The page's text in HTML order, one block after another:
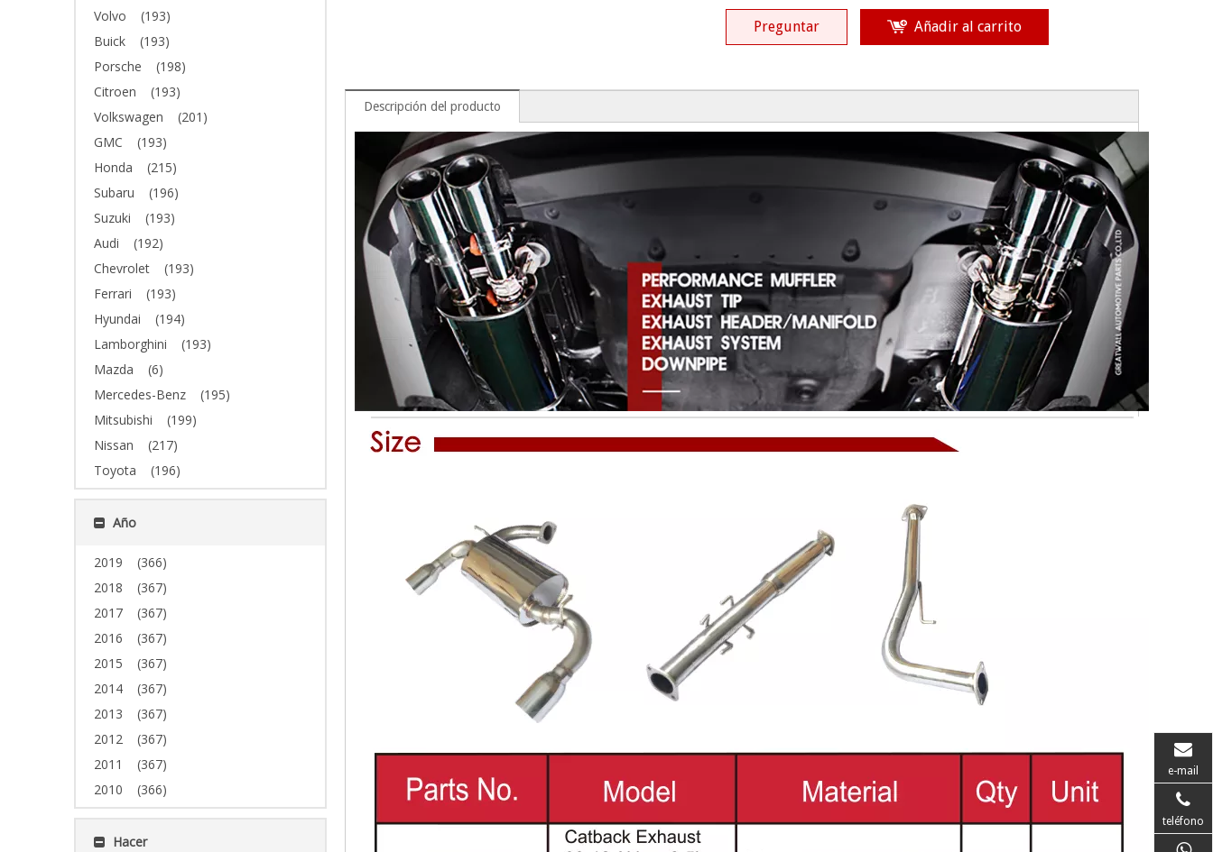
Volvo
(193)
Buick
(193)
Porsche
(198)
Citroen
(193)
Volkswagen
(201)
GMC
(193)
Honda
(215)
Subaru
(196)
Suzuki
(193)
Audi
(192)
Chevrolet
(193)
Ferrari
(193)
Hyundai
(194)
Lamborghini
(193)
Mazda
(6)
Mercedes-Benz
(195)
Mitsubishi
(199)
Nissan
(217)
Toyota
(196)
Año
2019
(366)
2018
(367)
2017
(367)
2016
(367)
2015
(367)
2014
(367)
2013
(367)
2012
(367)
2011
(367)
2010
(366)
Hacer
Preguntar Añadir al carrito
Descripción del producto
e-mail
teléfono